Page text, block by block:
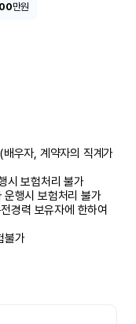
만원
우자, 계약자의 직계가
시 보험처리 불가
행시 보험처리 불가
경력 보유자에 한하여
불가